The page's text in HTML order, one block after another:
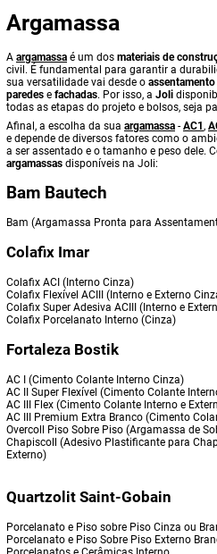
Argamassa
A argamassa é um dos materiais de
civil. É fundamental para garantir a
sua versatilidade vai desde o
paredes e fachadas. Por isso, a Joli
todas as etapas do projeto e bolsos, seja
Afinal, a escolha da sua argamassa - AC1 ,
e depende de diversos fatores como o
a ser assentado e o tamanho e peso dele.
argamassas disponíveis na Joli:
Bam Bautech
Bam (Argamassa Pronta para
Colafix Imar
Colafix ACI (Interno Cinza)
Colafix Flexível ACIII (Interno e Externo
Colafix Super Adesiva ACIII (Interno e
Colafix Porcelanato Interno (Cinza)
Fortaleza Bostik
AC I (Cimento Colante Interno Cinza)
AC II Super Flexível (Cimento Colante
AC III Flex (Cimento Colante Interno e
AC III Premium Extra Branco (Cimento
Overcoll Piso Sobre Piso (Argamassa de
Chapiscoll (Adesivo Plastificante para
Externo)
Quartzolit Saint-Gobain
Porcelanato e Piso sobre Piso Cinza ou
Porcelanato e Piso Sobre Piso Externo